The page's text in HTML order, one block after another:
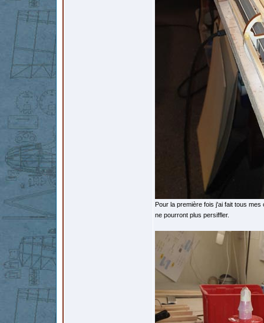
Pour la première fois j'ai fait tous
ne pourront plus persiffler.